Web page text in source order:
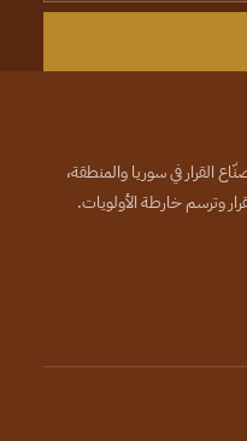
في سوريا والمنطقة،
وترسم خارطة الأولويات.